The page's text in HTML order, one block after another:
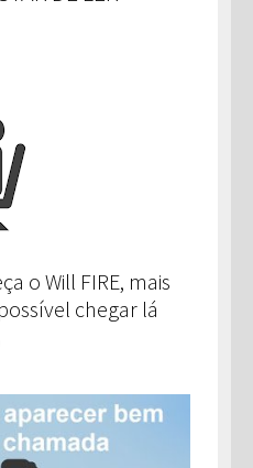
o Will FIRE, mais
chegar lá